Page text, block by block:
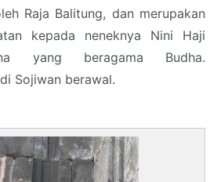
Raja Balitung, dan merupakan
kepada neneknya Nini Haji
yang beragama Budha.
Sojiwan berawal.